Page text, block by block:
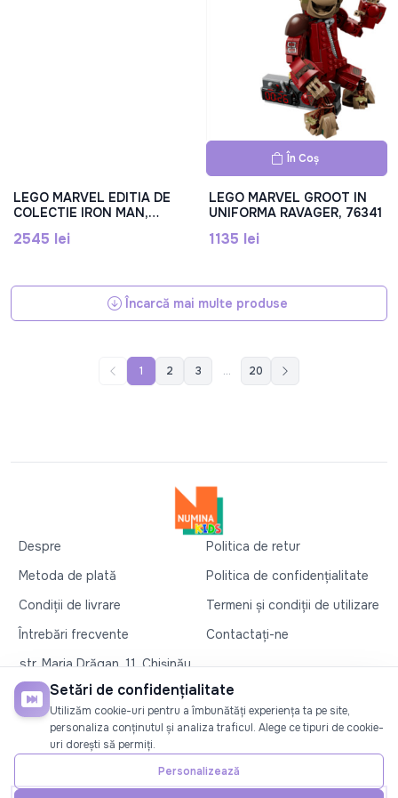
LEGO MARVEL EDITIA DE
COLECTIE IRON MAN,
2545 lei
În Coș
LEGO MARVEL GROOT IN
UNIFORMA RAVAGER, 76341
1135 lei
Încarcă mai multe produse
1 2 3 ... 20
Despre
Politica de retur
Metoda de plată
Politica de confidențialitate
Condiții de livrare
Termeni și condiții de utilizare
Întrebări frecvente
Contactați-ne
str. Maria Drăgan, 11, Chișinău
+37360327279
©2026Numina Kids. Toate drepturile rezervate
SOCIAL
Setări de confidențialitate
Utilizăm cookie-uri pentru a îmbunătăți experiența ta pe site,
personaliza conținutul și analiza traficul. Alege ce tipuri de cookie-
uri dorești să permiți.
Personalizează